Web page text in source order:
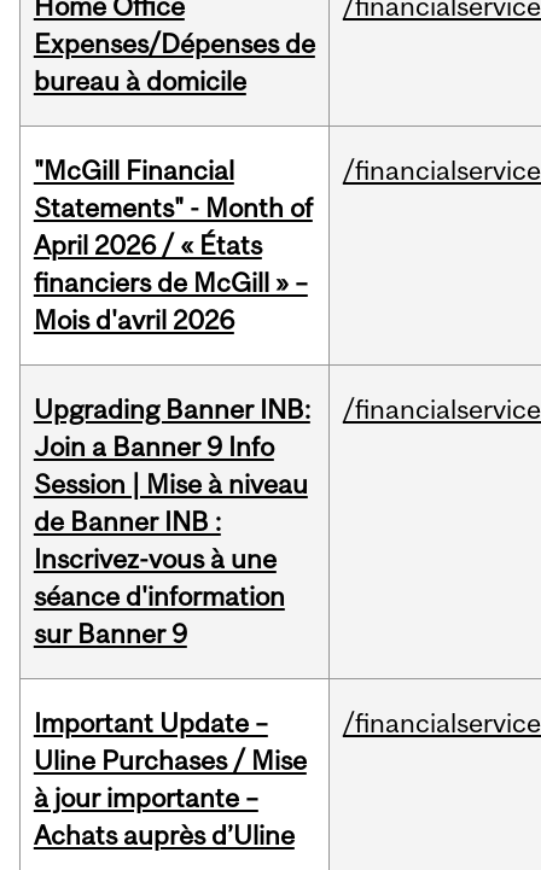
Home Office
Expenses/Dépenses de
bureau à domicile
/
"McGill Financial
Statements" - Month of
April 2026 / « États
financiers de McGill » –
Mois d'avril 2026
/
Upgrading Banner INB:
Join a Banner 9 Info
Session | Mise à niveau
de Banner INB :
Inscrivez-vous à une
séance d'information
sur Banner 9
/
Important Update –
Uline Purchases / Mise
à jour importante –
Achats auprès d’Uline
/